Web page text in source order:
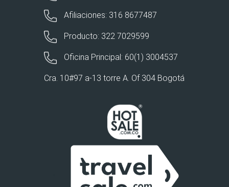
Afiliaciones: 316 8677487
Producto: 322 7029599
Oficina Principal: 60(1) 3004537
Cra. 10#97 a-13 torre A. Of 304 Bogotá